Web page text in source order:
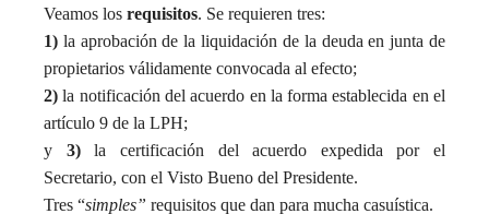
Veamos los requisitos. Se requieren tres:
1) la aprobación de la liquidación de la deuda en junta de
propietarios válidamente convocada al efecto;
2) la notificación del acuerdo en la forma establecida en el
artículo 9 de la LPH;
y 3)la certificación del acuerdo expedida por el
Secretario, con el Visto Bueno del Presidente.
Tres “simples” requisitos que dan para mucha casuística.